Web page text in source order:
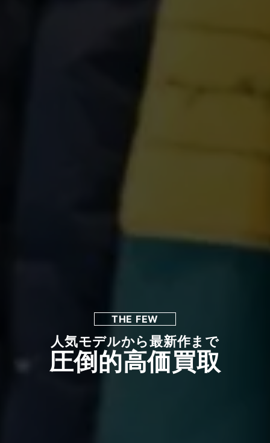
THE FEW
人気モデルから最新作まで
圧倒的高価買取